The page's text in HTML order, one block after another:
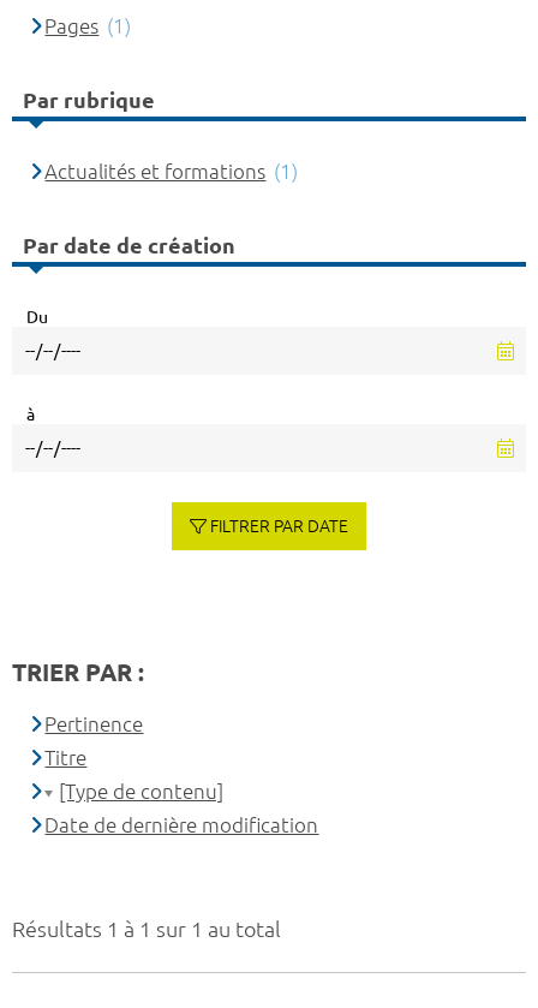
Résultats 1 à 1 sur 1 au total
Pages (1)
Par rubrique
Actualités et formations (1)
Par date de création
Du
à
FILTRER PAR DATE
TRIER PAR :
Pertinence
Titre
[Type de contenu]
Date de dernière modification